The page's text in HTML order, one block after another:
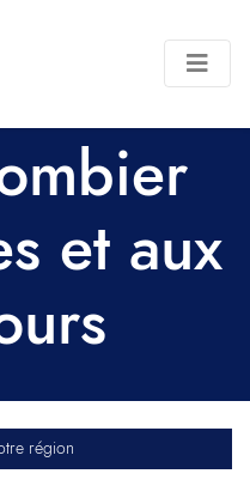
et aux
région